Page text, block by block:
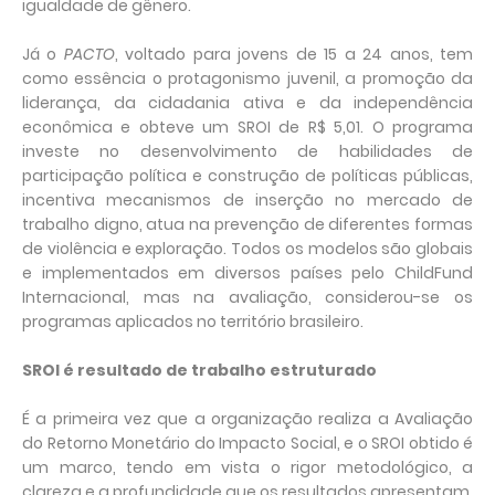
igualdade de gênero.
Já o PACTO, voltado para jovens de 15 a 24 anos, tem
como essência o protagonismo juvenil, a promoção da
liderança, da cidadania ativa e da independência
econômica e obteve um SROI de R$ 5,01. O programa
investe no desenvolvimento de habilidades de
participação política e construção de políticas públicas,
incentiva mecanismos de inserção no mercado de
trabalho digno, atua na prevenção de diferentes formas
de violência e exploração. Todos os modelos são globais
e implementados em diversos países pelo ChildFund
Internacional, mas na avaliação, considerou-se os
programas aplicados no território brasileiro.
SROI é resultado de trabalho estruturado
É a primeira vez que a organização realiza a Avaliação
do Retorno Monetário do Impacto Social, e o SROI obtido é
um marco, tendo em vista o rigor metodológico, a